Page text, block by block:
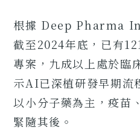
根據 Deep Pharma
截至2024年底，已有
專案，九成以上處於臨
示AI已深植研發早期流
以小分子藥為主，疫苗
緊隨其後。